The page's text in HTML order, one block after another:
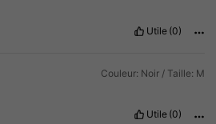
Utile (0)
Couleur: Noir / Taille: M
Utile (0)